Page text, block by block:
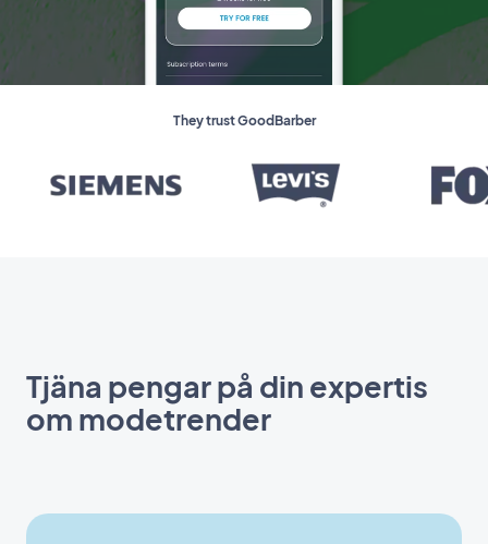
They trust GoodBarber
Tjäna pengar på din expertis
om modetrender